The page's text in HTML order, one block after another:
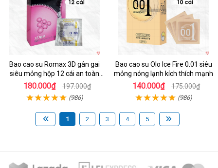
Bao cao su Romax 3D gân gai
siêu mỏng hộp 12 cái an toàn
chất lượng
180.000₫ 197.000₫
(986)
Bao cao su Olo Ice Fire 0.01 siêu
mỏng nóng lạnh kích thích mạnh
140.000₫ 175.000₫
(986)
1 2 3 4 5